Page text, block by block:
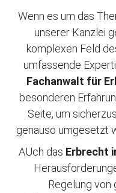
Wenn es um das
unserer Kanzlei
komplexen Feld
umfassende
Fachanwalt für
besonderen
Seite, um
genauso umgesetzt
AUch das Erbrecht
Regelung